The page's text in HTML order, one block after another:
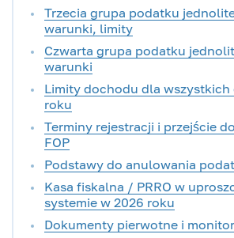
Trzecia grupa podatku
warunki, limity
Czwarta grupa podatku
warunki
Limity dochodu dla wszystkich
roku
Terminy rejestracji i przejście
FOP
Podstawy do anulowania
Kasa fiskalna / PRRO w
systemie w 2026 roku
Dokumenty pierwotne i